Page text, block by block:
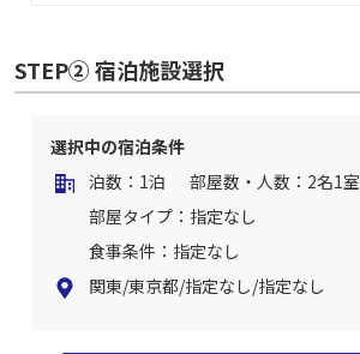
STEP② 宿泊施設選択
選択中の宿泊条件
泊数：1泊
部屋数・人数：2名1室
部屋タイプ：指定なし
食事条件：指定なし
関東/東京都/指定なし/指定なし